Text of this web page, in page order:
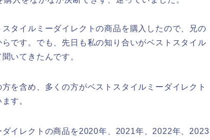
タイルミーダイレクトの商品を購入したので、兄の
です。でも、先日も私の知り合いがベストスタイル
いてきたんです。
を含め、多くの方がベストスタイルミーダイレクト
す。
イレクトの商品を2020年、2021年、2022年、2023